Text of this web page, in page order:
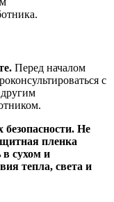
Перед началом
с
Не
пленка
в сухом и
тепла, света и